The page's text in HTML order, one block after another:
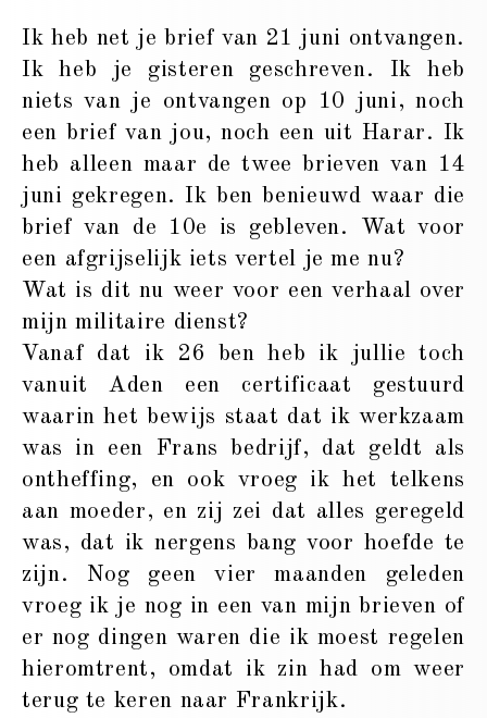
Ik heb net je brief van 21 juni ontvangen.
Ik heb je gisteren geschreven. Ik heb
niets van je ontvangen op 10 juni, noch
een brief van jou, noch een uit Harar. Ik
heb alleen maar de twee brieven van 14
juni gekregen. Ik ben benieuwd waar die
brief van de 10e is gebleven. Wat voor
een afgrijselijk iets vertel je me nu?
Wat is dit nu weer voor een verhaal over
mijn militaire dienst?
Vanaf dat ik 26 ben heb ik jullie toch
vanuit Aden een certificaat gestuurd
waarin het bewijs staat dat ik werkzaam
was in een Frans bedrijf, dat geldt als
ontheffing, en ook vroeg ik het telkens
aan moeder, en zij zei dat alles geregeld
was, dat ik nergens bang voor hoefde te
zijn. Nog geen vier maanden geleden
vroeg ik je nog in een van mijn brieven of
er nog dingen waren die ik moest regelen
hieromtrent, omdat ik zin had om weer
terug te keren naar Frankrijk.